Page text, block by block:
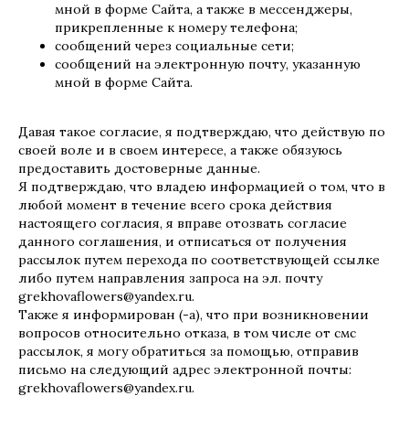
мной в форме Сайта, а также в мессенджеры,
прикрепленные к номеру телефона;
сообщений через социальные сети;
сообщений на электронную почту, указанную
мной в форме Сайта.
Давая такое согласие, я подтверждаю, что действую по
своей воле и в своем интересе, а также обязуюсь
предоставить достоверные данные.
Я подтверждаю, что владею информацией о том, что в
любой момент в течение всего срока действия
настоящего согласия, я вправе отозвать согласие
данного соглашения, и отписаться от получения
рассылок путем перехода по соответствующей ссылке
либо путем направления запроса на эл. почту
grekhovaflowers@yandex.ru.
Также я информирован (-а), что при возникновении
вопросов относительно отказа, в том числе от смс
рассылок, я могу обратиться за помощью, отправив
письмо на следующий адрес электронной почты:
grekhovaflowers@yandex.ru.